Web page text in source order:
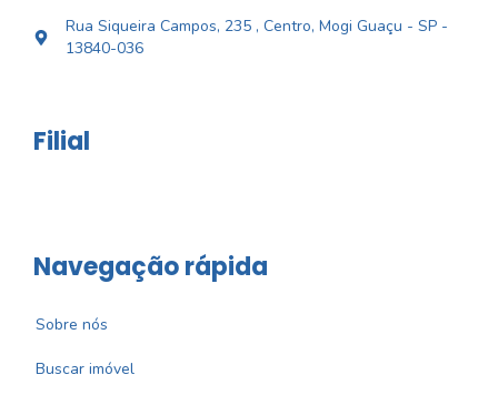
Rua Siqueira Campos, 235 , Centro, Mogi Guaçu - SP -
13840-036
Filial
Navegação rápida
Sobre nós
Buscar imóvel